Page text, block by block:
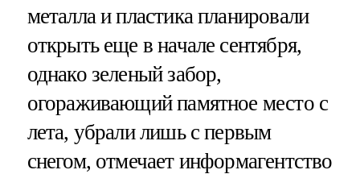
металла и пластика планировали
открыть еще в начале сентября,
однако зеленый забор,
огораживающий памятное место с
лета, убрали лишь с первым
снегом, отмечает информагентство